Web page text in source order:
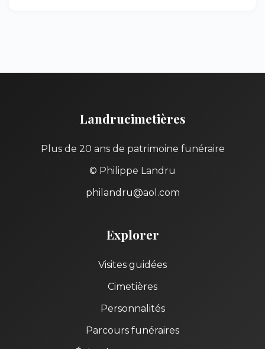
Landrucimetières
Plus de 20 ans de patrimoine funéraire
© Philippe Landru
philandru@aol.com
Explorer
Visites guidées
Cimetières
Personnalités
Parcours funéraires